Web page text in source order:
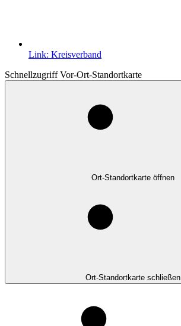
Link: Kreisverband
Schnellzugriff Vor-Ort-Standortkarte
Ort-Standortkarte öffnen
Ort-Standortkarte schließen